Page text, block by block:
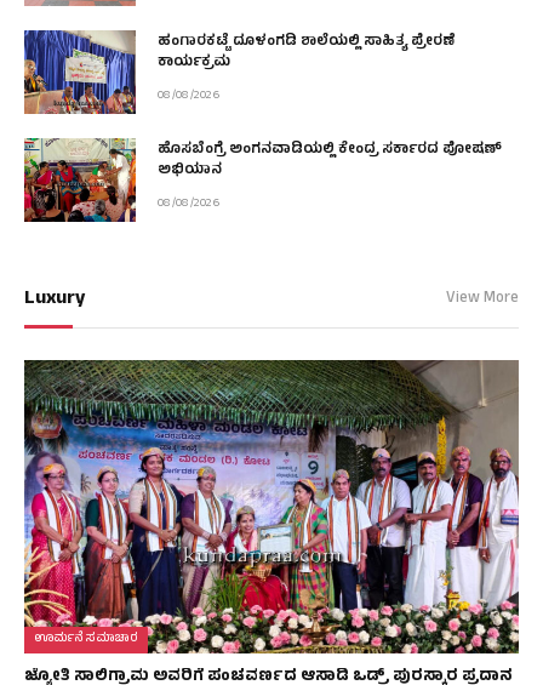
ಹಂಗಾರಕಟ್ಟೆ ದೂಳಂಗಡಿ ಶಾಲೆಯಲ್ಲಿ ಸಾಹಿತ್ಯ ಪ್ರೇರಣೆ
ಕಾರ್ಯಕ್ರಮ
08/08/2026
ಹೊಸಬೆಂಗ್ರೆ ಅಂಗನವಾಡಿಯಲ್ಲಿ ಕೇಂದ್ರ ಸರ್ಕಾರದ ಪೋಷಣ್
ಅಭಿಯಾನ
08/08/2026
Luxury View More
ಊರ್ಮನೆ ಸಮಾಚಾರ
ಜ್ಯೋತಿ ಸಾಲಿಗ್ರಾಮ ಅವರಿಗೆ ಪಂಚವರ್ಣದ ಆಸಾಡಿ ಒಡ್ರ್ ಪುರಸ್ಕಾರ ಪ್ರದಾನ